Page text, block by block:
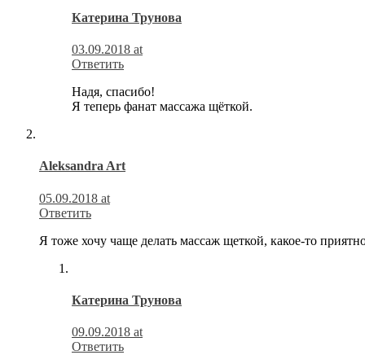
Катерина Трунова
03.09.2018 at
Ответить
Надя, спасибо!
Я теперь фанат массажа щёткой.
Aleksandra Art
05.09.2018 at
Ответить
Я тоже хочу чаще делать массаж щеткой, какое-то
Катерина Трунова
09.09.2018 at
Ответить